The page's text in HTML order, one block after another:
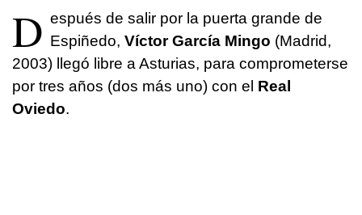
D espués de salir por la puerta grande de
Espiñedo, Víctor García Mingo (Madrid,
2003) llegó libre a Asturias, para comprometerse
por tres años (dos más uno) con el Real
Oviedo.